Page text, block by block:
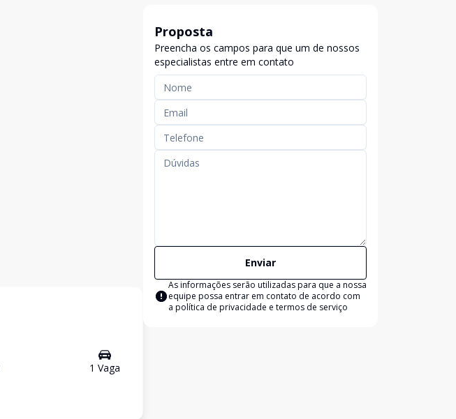
1 Vaga
Proposta
Preencha os campos para que um de nossos
especialistas entre em contato
Enviar
As informações serão utilizadas para que a nossa
equipe possa entrar em contato de acordo com
a política de privacidade e termos de serviço